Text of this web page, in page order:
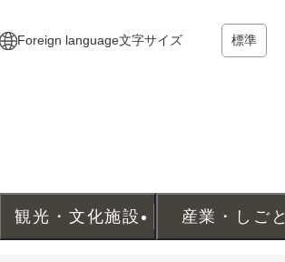
Foreign language文字サイズ 標準
観光・文化施設 産業・しごと